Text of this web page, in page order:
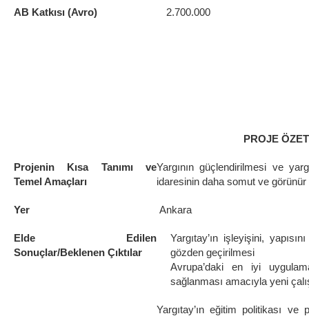
AB Katkısı (Avro) 2.700.000
PROJE
Projenin Kısa Tanımı ve
Temel Amaçları
Yargının güçlendirilmesi ve
idaresinin daha somut ve görünür
Yer Ankara
Elde Edilen
Sonuçlar/Beklenen Çıktılar
Yargıtay’ın işleyişini,
gözden geçirilmesi
Avrupa’daki en iyi
sağlanması amacıyla yeni
Yargıtay’ın eğitim politikası